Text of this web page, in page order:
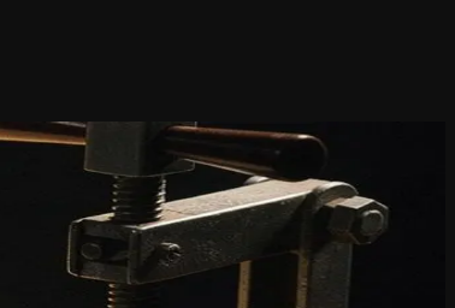
een e-mail die dagen op antwoord wacht.
over lopende of afgeronde